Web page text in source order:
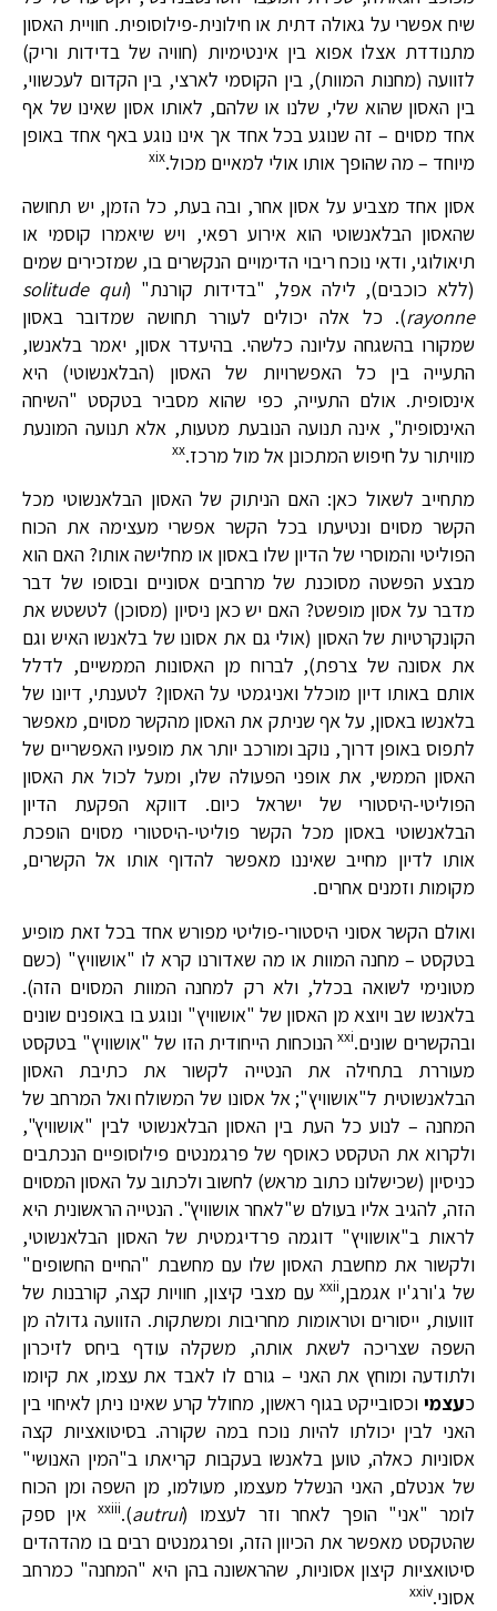
שיח אפשרי על גאולה דתית או חילונית-פילוסופית. חוויית האסון
מתנודדת אצלו אפוא בין אינטימיות (חוויה של בדידות וריק)
לזוועה (מחנות המוות), בין הקוסמי לארצי, בין הקדום לעכשווי,
בין האסון שהוא שלי, שלנו או שלהם, לאותו אסון שאינו של אף
אחד מסוים – זה שנוגע בכל אחד אך אינו נוגע באף אחד באופן
מיוחד – מה שהופך אותו אולי למאיים מכול.xix
אסון אחד מצביע על אסון אחר, ובה בעת, כל הזמן, יש תחושה
שהאסון הבלאנשוטי הוא אירוע רפאי, ויש שיאמרו קוסמי או
תיאולוגי, ודאי נוכח ריבוי הדימויים הנקשרים בו, שמזכירים שמים
(ללא כוכבים), לילה אפל, "בדידות קורנת" (solitude qui
rayonne). כל אלה יכולים לעורר תחושה שמדובר באסון
שמקורו בהשגחה עליונה כלשהי. בהיעדר אסון, יאמר בלאנשו,
התעייה בין כל האפשרויות של האסון (הבלאנשוטי) היא
אינסופית. אולם התעייה, כפי שהוא מסביר בטקסט "השיחה
האינסופית", אינה תנועה הנובעת מטעות, אלא תנועה המונעת
מוויתור על חיפוש המתכונן אל מול מרכז.xx
מתחייב לשאול כאן: האם הניתוק של האסון הבלאנשוטי מכל
הקשר מסוים ונטיעתו בכל הקשר אפשרי מעצימה את הכוח
הפוליטי והמוסרי של הדיון שלו באסון או מחלישה אותו? האם הוא
מבצע הפשטה מסוכנת של מרחבים אסוניים ובסופו של דבר
מדבר על אסון מופשט? האם יש כאן ניסיון (מסוכן) לטשטש את
הקונקרטיות של האסון (אולי גם את אסונו של בלאנשו האיש וגם
את אסונה של צרפת), לברוח מן האסונות הממשיים, לדלל
אותם באותו דיון מוכלל ואניגמטי על האסון? לטענתי, דיונו של
בלאנשו באסון, על אף שניתק את האסון מהקשר מסוים, מאפשר
לתפוס באופן דרוך, נוקב ומורכב יותר את מופעיו האפשריים של
האסון הממשי, את אופני הפעולה שלו, ומעל לכול את האסון
הפוליטי-היסטורי של ישראל כיום. דווקא הפקעת הדיון
הבלאנשוטי באסון מכל הקשר פוליטי-היסטורי מסוים הופכת
אותו לדיון מחייב שאיננו מאפשר להדוף אותו אל הקשרים,
מקומות וזמנים אחרים.
ואולם הקשר אסוני היסטורי-פוליטי מפורש אחד בכל זאת מופיע
בטקסט – מחנה המוות או מה שאדורנו קרא לו "אושוויץ" (כשם
מטונימי לשואה בכלל, ולא רק למחנה המוות המסוים הזה).
בלאנשו שב ויוצא מן האסון של "אושוויץ" ונוגע בו באופנים שונים
ובהקשרים שונים.xxiהנוכחות הייחודית הזו של "אושוויץ" בטקסט
מעוררת בתחילה את הנטייה לקשור את כתיבת האסון
הבלאנשוטית ל"אושוויץ"; אל אסונו של המשולח ואל המרחב של
המחנה – לנוע כל העת בין האסון הבלאנשוטי לבין "אושוויץ",
ולקרוא את הטקסט כאוסף של פרגמנטים פילוסופיים הנכתבים
כניסיון (שכישלונו כתוב מראש) לחשוב ולכתוב על האסון המסוים
הזה, להגיב אליו בעולם ש"לאחר אושוויץ". הנטייה הראשונית היא
לראות ב"אושוויץ" דוגמה פרדיגמטית של האסון הבלאנשוטי,
ולקשור את מחשבת האסון שלו עם מחשבת "החיים החשופים"
של ג'ורג'יו אגמבן,xxiiעם מצבי קיצון, חוויות קצה, קורבנות של
זוועות, ייסורים וטראומות מחריבות ומשתקות. הזוועה גדולה מן
השפה שצריכה לשאת אותה, משקלה עודף ביחס לזיכרון
ולתודעה ומוחץ את האני – גורם לו לאבד את עצמו, את קיומו
כעצמי וכסובייקט בגוף ראשון, מחולל קרע שאינו ניתן לאיחוי בין
האני לבין יכולתו להיות נוכח במה שקורה. בסיטואציות קצה
אסוניות כאלה, טוען בלאנשו בעקבות קריאתו ב"המין האנושי"
של אנטלם, האני הנשלל מעצמו, מעולמו, מן השפה ומן הכוח
לומר "אני" הופך לאחר וזר לעצמו (autrui
).
xxiiiאין ספק
שהטקסט מאפשר את הכיוון הזה, ופרגמנטים רבים בו מהדהדים
סיטואציות קיצון אסוניות, שהראשונה בהן היא "המחנה" כמרחב
אסוני.xxiv